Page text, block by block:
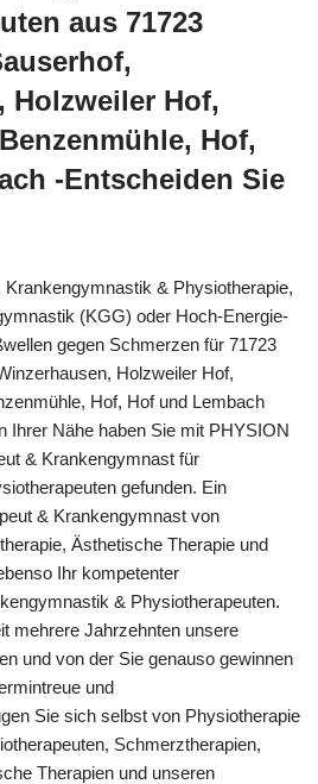
aus 71723
Holzweiler Hof,
Hof,
-Entscheiden Sie
& Physiotherapie,
(KGG) oder Hoch-Energie-
gegen Schmerzen für 71723
Holzweiler Hof,
Hof, Hof und Lembach
Ihrer Nähe haben Sie mit PHYSION
& Krankengymnast für
gefunden. Ein
& Krankengymnast von
Ästhetische Therapie und
Ihr kompetenter
& Physiotherapeuten.
mehrere Jahrzehnten unsere
und von der Sie genauso gewinnen
und
Sie sich selbst von Physiotherapie
Schmerztherapien,
Therapien und unseren